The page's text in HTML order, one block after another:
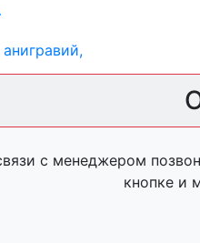
с менеджером
кнопке и